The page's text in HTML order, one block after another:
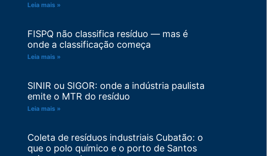
Leia mais »
FISPQ não classifica resíduo — mas é
onde a classificação começa
Leia mais »
SINIR ou SIGOR: onde a indústria paulista
emite o MTR do resíduo
Leia mais »
Coleta de resíduos industriais Cubatão: o
que o polo químico e o porto de Santos